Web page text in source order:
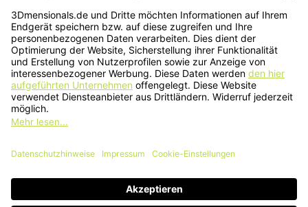
Änderungen und Irrtümer vorbehalten. Nur solange der Vorrat reicht.
© 2026 3Dmensionals / PONTIALIS GmbH & Co. KG - All Rights Reserved.​
Kundenbewertung